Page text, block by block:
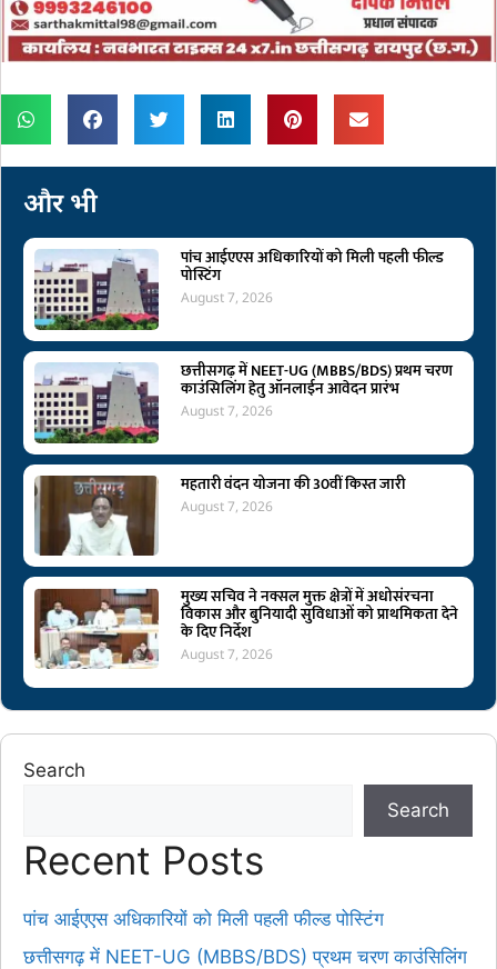
और भी
पांच आईएएस अधिकारियों को मिली पहली फील्ड
पोस्टिंग
August 7, 2026
छत्तीसगढ़ में NEET-UG (MBBS/BDS) प्रथम चरण
काउंसिलिंग हेतु ऑनलाईन आवेदन प्रारंभ
August 7, 2026
महतारी वंदन योजना की 30वीं किस्त जारी
August 7, 2026
मुख्य सचिव ने नक्सल मुक्त क्षेत्रों में अधोसंरचना
विकास और बुनियादी सुविधाओं को प्राथमिकता देने
के दिए निर्देश
August 7, 2026
Search
Search
Recent Posts
पांच आईएएस अधिकारियों को मिली पहली फील्ड पोस्टिंग
छत्तीसगढ़ में NEET-UG (MBBS/BDS) प्रथम चरण काउंसिलिंग